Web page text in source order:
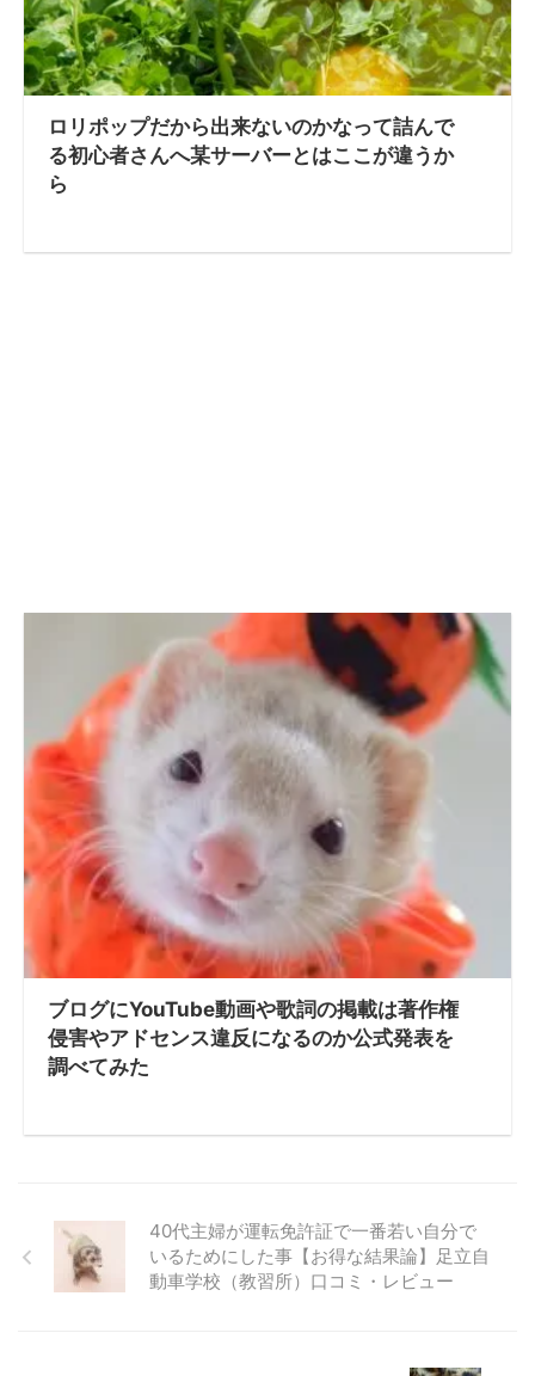
ロリポップだから出来ないのかなって詰んで
る初心者さんへ某サーバーとはここが違うか
ら
ブログにYouTube動画や歌詞の掲載は著作権
侵害やアドセンス違反になるのか公式発表を
調べてみた
40代主婦が運転免許証で一番若い自分で
いるためにした事【お得な結果論】足立自
動車学校（教習所）口コミ・レビュー